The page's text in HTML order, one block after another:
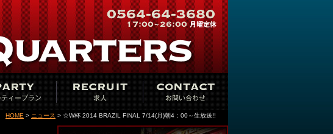
HOME > ニュース > ☆W杯 2014 BRAZIL FINAL 7/14(月)朝4：00～生放送!!